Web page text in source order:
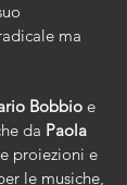
ma
Bobbio e
da Paola
proiezioni e
le musiche,